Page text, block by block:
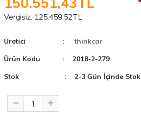
Vergisiz: 125.459,52TL
Üretici
: thinkcar
Ürün Kodu
: 2018-2-279
Stok
: 2-3 Gün İçinde